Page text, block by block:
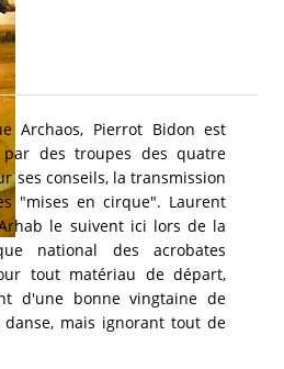
Archaos, Pierrot Bidon est
des troupes des quatre
ses conseils, la transmission
"mises en cirque". Laurent
le suivent ici lors de la
national des acrobates
tout matériau de départ,
d'une bonne vingtaine de
mais ignorant tout de